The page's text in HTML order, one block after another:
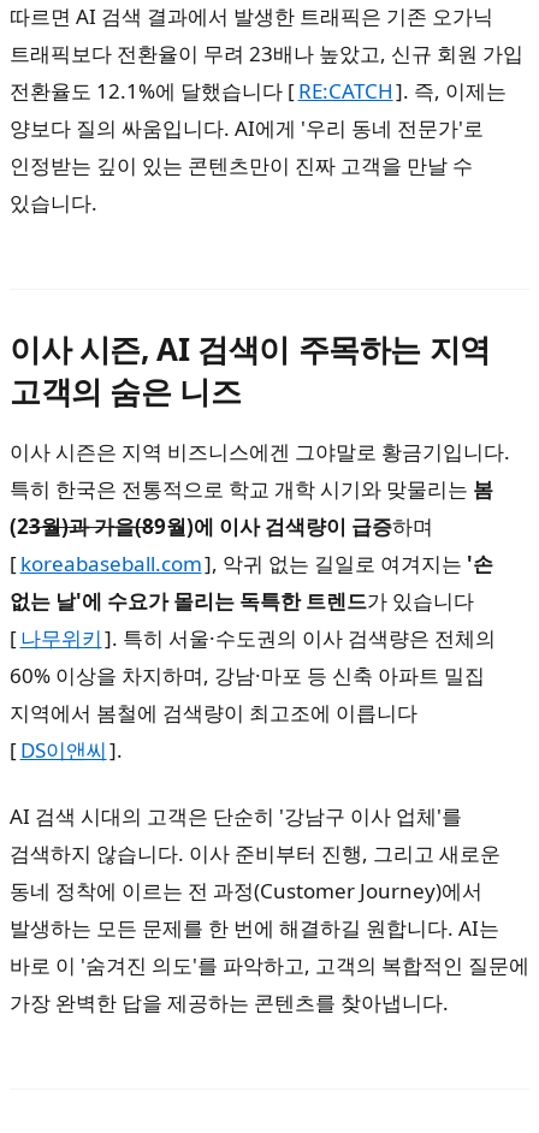
따르면 AI 검색 결과에서 발생한 트래픽은 기존 오가닉
트래픽보다 전환율이 무려 23배나 높았고, 신규 회원 가입
전환율도 12.1%에 달했습니다 [RE:CATCH]. 즉, 이제는
양보다 질의 싸움입니다. AI에게 '우리 동네 전문가'로
인정받는 깊이 있는 콘텐츠만이 진짜 고객을 만날 수
있습니다.
이사 시즌, AI 검색이 주목하는 지역
고객의 숨은 니즈
이사 시즌은 지역 비즈니스에겐 그야말로 황금기입니다.
특히 한국은 전통적으로 학교 개학 시기와 맞물리는 봄
(23월)과 가을(89월)에 이사 검색량이 급증하며
[koreabaseball.com], 악귀 없는 길일로 여겨지는 '손
없는 날'에 수요가 몰리는 독특한 트렌드가 있습니다
[나무위키]. 특히 서울·수도권의 이사 검색량은 전체의
60% 이상을 차지하며, 강남·마포 등 신축 아파트 밀집
지역에서 봄철에 검색량이 최고조에 이릅니다
[DS이앤씨].
AI 검색 시대의 고객은 단순히 '강남구 이사 업체'를
검색하지 않습니다. 이사 준비부터 진행, 그리고 새로운
동네 정착에 이르는 전 과정(Customer Journey)에서
발생하는 모든 문제를 한 번에 해결하길 원합니다. AI는
바로 이 '숨겨진 의도'를 파악하고, 고객의 복합적인 질문에
가장 완벽한 답을 제공하는 콘텐츠를 찾아냅니다.